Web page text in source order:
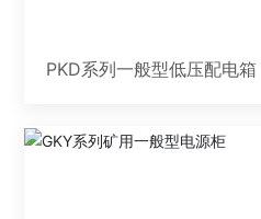
PKD系列一般型低压配电箱